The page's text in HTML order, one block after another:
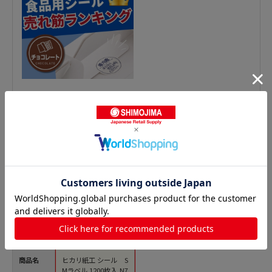
惣菜シールの人気商品との比較
商品名
ヒカリ紙工 シール S
Mラベル 1200枚入 N7